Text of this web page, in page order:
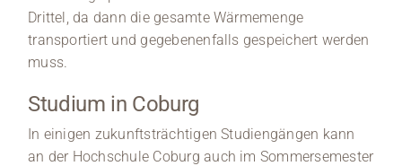
Drittel, da dann die gesamte Wärmemenge
transportiert und gegebenenfalls gespeichert werden
muss.
Studium in Coburg
In einigen zukunftsträchtigen Studiengängen kann
an der Hochschule Coburg auch im Sommersemester